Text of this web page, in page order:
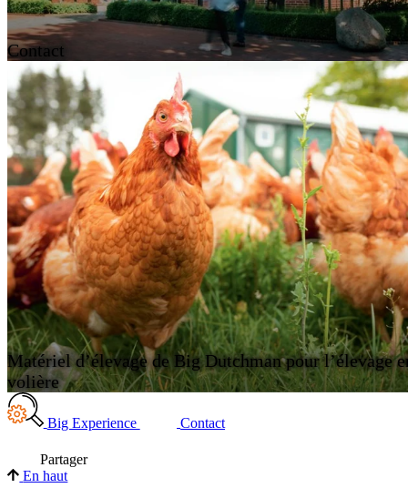
Contact
Matériel d’élevage de Big Dutchman pour l’élevage
volière
Big Experience Contact
Partager
En haut